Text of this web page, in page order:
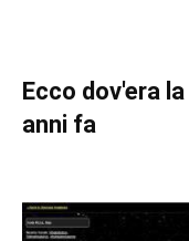
Ecco dov'era
anni fa